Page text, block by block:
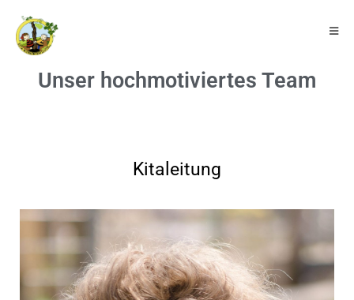
Unser hochmotiviertes Team
Kitaleitung